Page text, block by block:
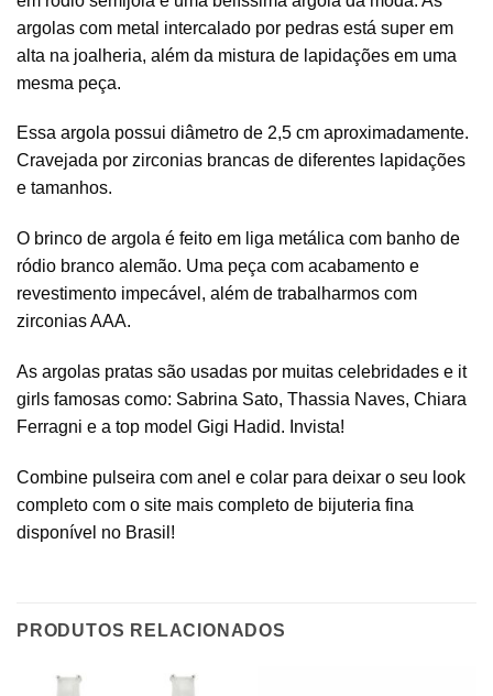
argolas com metal intercalado por pedras está super em
alta na joalheria, além da mistura de lapidações em uma
mesma peça.
Essa argola possui diâmetro de 2,5 cm aproximadamente.
Cravejada por zirconias brancas de diferentes lapidações
e tamanhos.
O brinco de argola é feito em liga metálica com banho de
ródio branco alemão. Uma peça com acabamento e
revestimento impecável, além de trabalharmos com
zirconias AAA.
As argolas pratas são usadas por muitas celebridades e it
girls famosas como: Sabrina Sato, Thassia Naves, Chiara
Ferragni e a top model Gigi Hadid. Invista!
Combine pulseira com anel e colar para deixar o seu look
completo com o site mais completo de bijuteria fina
disponível no Brasil!
PRODUTOS RELACIONADOS